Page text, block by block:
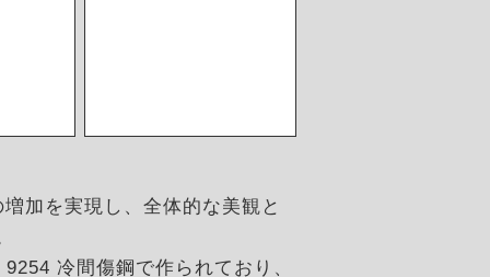
加を実現し、全体的な美観と
冷間傷鋼で作られており、